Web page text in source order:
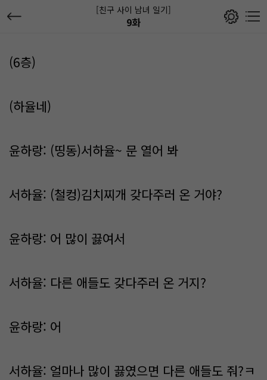
[친구 사이 남녀 일기]
9화
(6층)
(하율네)
윤하랑: (띵동)서하율~ 문 열어 봐
서하율: (철컹)김치찌개 갖다주러 온 거야?
윤하랑: 어 많이 끓여서
서하율: 다른 애들도 갖다주러 온 거지?
윤하랑: 어
서하율: 얼마나 많이 끓였으면 다른 애들도 줘?ㅋ